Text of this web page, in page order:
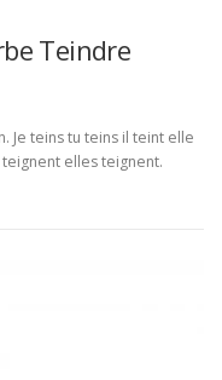
Teindre
Je teins tu teins il teint elle
elles teignent.